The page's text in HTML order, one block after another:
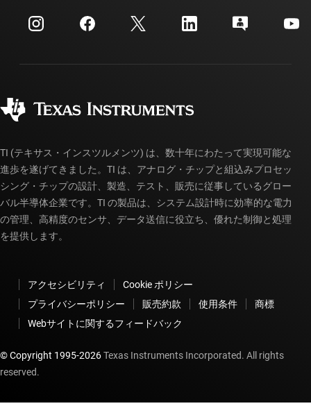
投資家向け情報
製造
カスタマー・サポート・センター
myTI アカウントの FAQ
ご注文に関する FAQ
TI (テキサス・インスツルメンツ) は、数十年にわたって実現可能な
進歩を遂げてきました。TI は、アナログ・チップと組込みプロセッ
シング・チップの設計、製造、テスト、販売に従事しているグロー
バル半導体企業です。TI の製品は、システム設計時に効率的な電力
の管理、高精度のセンサ、データ送信に役立ち、優れた制御と処理
を提供します。
アクセシビリティ
Cookie ポリシー
プライバシーポリシー
販売約款 使用条件
商標
Webサイトに関するフィードバック
© Copyright 1995-2026Texas Instruments Incorporated. All rights
reserved.